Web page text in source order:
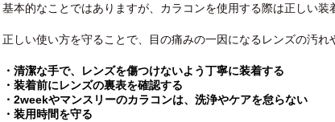
基本的なことではありますが、カラコンを使用する際は正しい装
正しい使い方を守ることで、目の痛みの一因になるレンズの汚れ
・清潔な手で、レンズを傷つけないよう丁寧に装着する
・装着前にレンズの裏表を確認する
・2weekやマンスリーのカラコンは、洗浄やケアを怠らない
・装用時間を守る